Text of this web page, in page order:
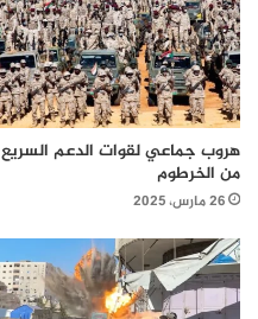
هروب جماعي لقوات الدعم السريع
من الخرطوم
26 مارس، 2025